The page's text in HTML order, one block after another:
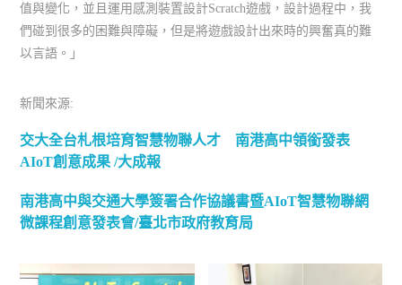
值與變化，並且運用感測裝置設計Scratch遊戲，設計過程中，我
們碰到很多的困難與障礙，但是將遊戲設計出來時的興奮真的難
以言語。」
新聞來源:
交大全台札根培育智慧物聯人才 南港高中領銜發表
AIoT創意成果 /大成報
南港高中與交通大學簽署合作協議書暨AIoT智慧物聯網
微課程創意發表會/臺北市政府教育局